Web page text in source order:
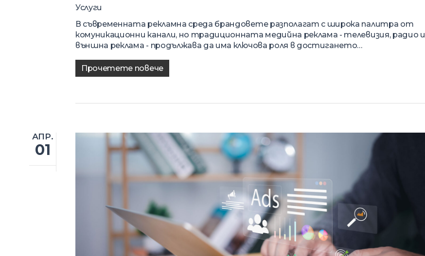
Услуги
В съвременната рекламна среда брандовете разполагат с широка палитра от
комуникационни канали, но традиционната медийна реклама - телевизия, радио и
външна реклама - продължава да има ключова роля в достигането…
Прочетете повече
АПР.
01